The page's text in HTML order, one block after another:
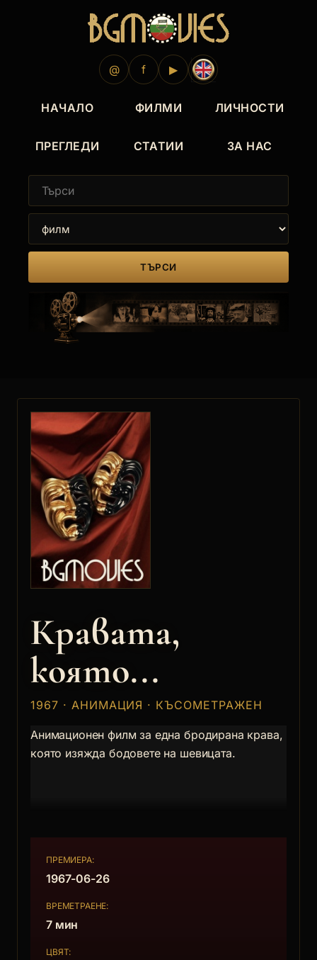
@ f ▶
НАЧАЛО ФИЛМИ ЛИЧНОСТИ
ПРЕГЛЕДИ СТАТИИ ЗА НАС
ТЪРСИ
Кравата,
която...
1967 · АНИМАЦИЯ · КЪСОМЕТРАЖЕН
Анимационен филм за една бродирана крава,
която изяжда бодовете на шевицата.
ПРЕМИЕРА:
1967-06-26
ВРЕМЕТРАЕНЕ:
7 мин
ЦВЯТ: